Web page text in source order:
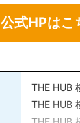
公式HPはこ
公式HPはこ
THE HUB
THE HUB